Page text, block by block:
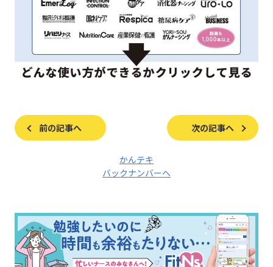
前の記事へ 次の記事へ
かんテキ
バックナンバーへ